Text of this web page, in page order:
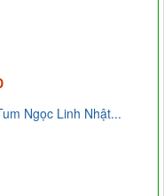
Ngọc Linh Nhật...